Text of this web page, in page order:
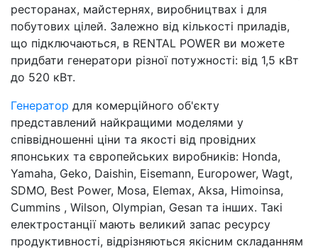
ресторанах, майстернях, виробництвах і для
побутових цілей. Залежно від кількості приладів,
що підключаються, в RENTAL POWER ви можете
придбати генератори різної потужності: від 1,5 кВт
до 520 кВт.
Генератор для комерційного об'єкту
представлений найкращими моделями у
співвідношенні ціни та якості від провідних
японських та європейських виробників: Honda,
Yamaha, Geko, Daishin, Eisemann, Europower, Wagt,
SDMO, Best Power, Mosa, Elemax, Aksa, Himoinsa,
Cummins , Wilson, Olympian, Gesan та інших. Такі
електростанції мають великий запас ресурсу
продуктивності, відрізняються якісним складанням